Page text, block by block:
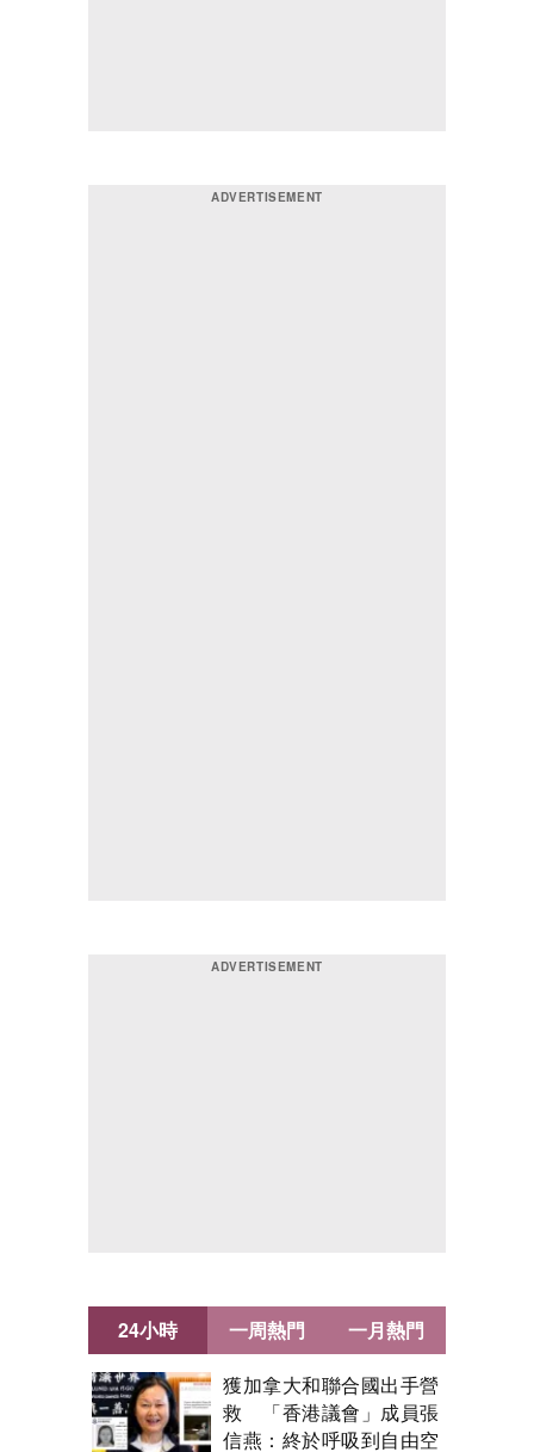
24小時
獲加拿大和聯合國出手營
救 「香港議會」成員張
信燕：終於呼吸到自由空
一周熱門 一月熱門